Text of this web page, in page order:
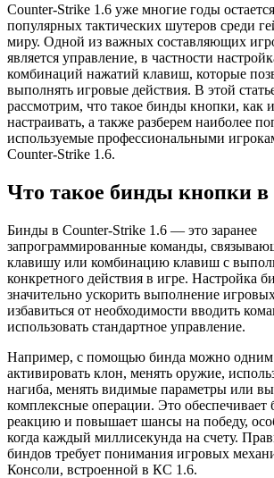
Counter-Strike 1.6 уже многие годы
популярных тактических шутеров среди
миру. Одной из важных составляющих
является управление, в частности
комбинаций нажатий клавиш, которые
выполнять игровые действия. В этой
рассмотрим, что такое бинды кнопки, как
настраивать, а также разберем наиболее
используемые профессиональными
Counter-Strike 1.6.
Что такое бинды кнопки
Бинды в Counter-Strike 1.6 — это заранее
запрограммированные команды,
клавишу или комбинацию клавиш с
конкретного действия в игре. Настройка
значительно ускорить выполнение
избавиться от необходимости вводить
использовать стандартное управление.
Например, с помощью бинда можно
активировать клон, менять оружие,
нагиба, менять видимые параметры или
комплексные операции. Это обеспечивает
реакцию и повышает шансы на победу,
когда каждый миллисекунда на счету.
биндов требует понимания игровых
Консоли, встроенной в КС 1.6.